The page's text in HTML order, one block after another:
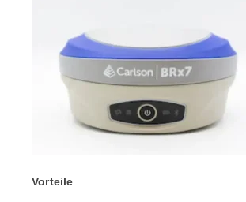
Vorteile